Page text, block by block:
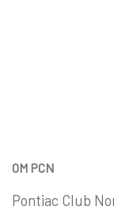
OM PCN
Pontiac Club